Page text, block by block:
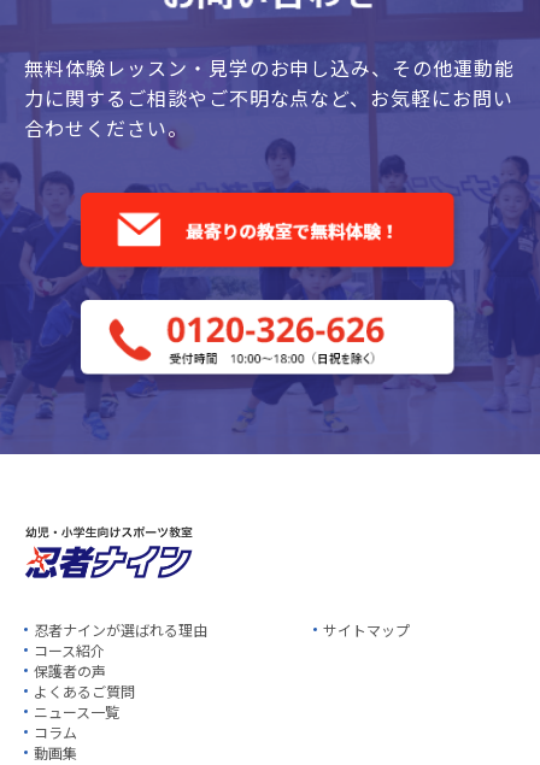
無料体験レッスン・見学のお申し込み、 その他運動能
力に関するご相談やご不明な点など、 お気軽にお問い
合わせください。
忍者ナインが選ばれる理由
コース紹介
保護者の声
よくあるご質問
ニュース一覧
コラム
動画集
サイトマップ